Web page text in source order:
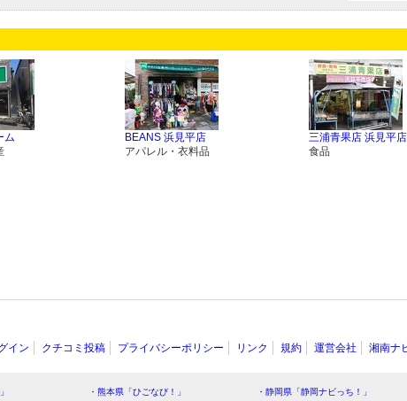
ム
BEANS 浜見平店
アパレル・衣料品
三浦青果店 浜見平店
食品
イン クチコミ投稿 プライバシーポリシー リンク 規約 運営会社 湘南ナ
・熊本県「ひごなび！」 ・静岡県「静岡ナビっち！」